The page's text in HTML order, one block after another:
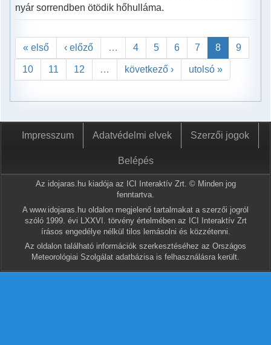
nyár sorrendben ötödik hőhulláma.
« első ‹ előző … 4 5 6 7 8 9
10 11 12 … következő › utolsó »
Impresszum Adatvédelmi elvek Szerzői jogok
Belépés
Az idojaras.hu kiadója az ICI Interaktív Zrt. © Minden jog
fenntartva.
A www.idojaras.hu oldalon megjelenő tartalmakat a szerzői jogról
szóló 1999. évi LXXVI. törvény értelmében az ICI Interaktív Zrt
írásos engedélye nélkül tilos lemásolni és közzétenni.
Az oldalon található információk szerkesztéséhez az Országos
Meteorológiai Szolgálat adatbázisa is felhasználásra került.